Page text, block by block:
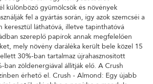
különböző gyümölcsök és növények
fel a gyártás során, így azok szemcséi a
keresztül láthatóvá, illetve tapinthatóvá
szereplő papírok annak megfelelően
mely növény daráléka került bele közel 15
30%-ban tartalmaz újrahasznosított
ban zöldenergiával állítják elő. A Crush
érhető el. Crush - Almond: Egy újabb